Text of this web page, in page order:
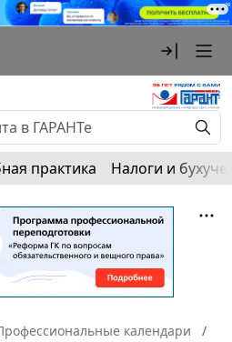
практика Налоги и
календари